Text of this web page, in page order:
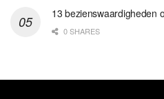
13 bezienswaardigheden
0 SHARES